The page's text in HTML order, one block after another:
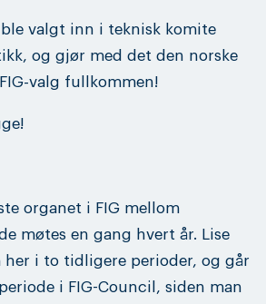
valgt inn i teknisk komite
og gjør med det den norske
valg fullkommen!
organet i FIG mellom
møtes en gang hvert år. Lise
i to tidligere perioder, og går
i FIG-Council, siden man